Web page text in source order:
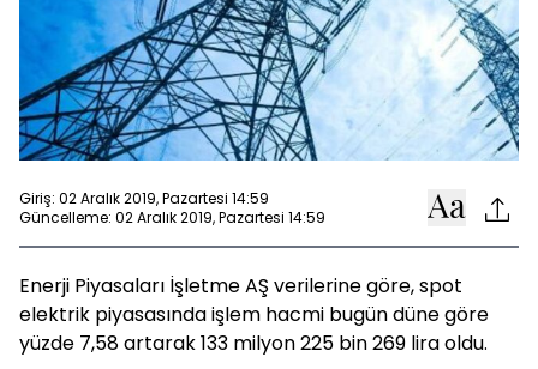
Giriş: 02 Aralık 2019, Pazartesi 14:59
Güncelleme: 02 Aralık 2019, Pazartesi 14:59
Enerji Piyasaları İşletme AŞ verilerine göre, spot
elektrik piyasasında işlem hacmi bugün düne göre
yüzde 7,58 artarak 133 milyon 225 bin 269 lira oldu.